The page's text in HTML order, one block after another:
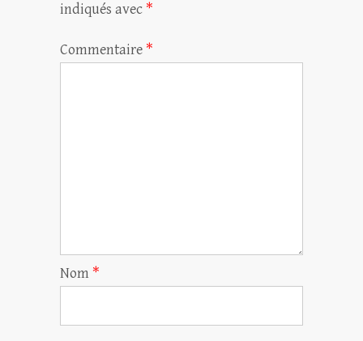
indiqués avec *
Commentaire *
Nom *